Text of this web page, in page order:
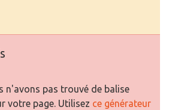
n'avons pas trouvé de balise
votre page. Utilisez ce générateur